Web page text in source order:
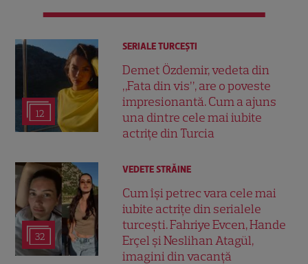
12
SERIALE TURCEŞTI
Demet Özdemir, vedeta din
„Fata din vis”, are o poveste
impresionantă. Cum a ajuns
una dintre cele mai iubite
actrițe din Turcia
32
VEDETE STRĂINE
Cum își petrec vara cele mai
iubite actrițe din serialele
turcești. Fahriye Evcen, Hande
Erçel și Neslihan Atagül,
imagini din vacanță